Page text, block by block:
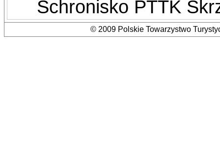
Schronisko PTTK
© 2009 Polskie Towarzystwo